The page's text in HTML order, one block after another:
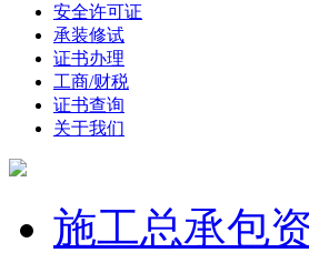
安全许可证
承装修试
证书办理
工商/财税
证书查询
关于我们
施工总承包